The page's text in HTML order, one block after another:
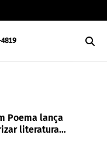
Poema lança
literatura